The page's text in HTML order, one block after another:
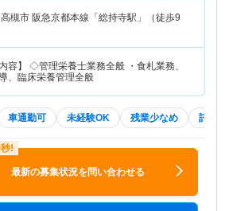
槻市 阪急京都本線「総持寺駅」（徒歩9
内容】 ◇管理栄養士業務全般 ・食札業務、
、臨床栄養管理全般
車通勤可 未経験OK 残業少なめ 託児
最新の募集状況を問い合わせる